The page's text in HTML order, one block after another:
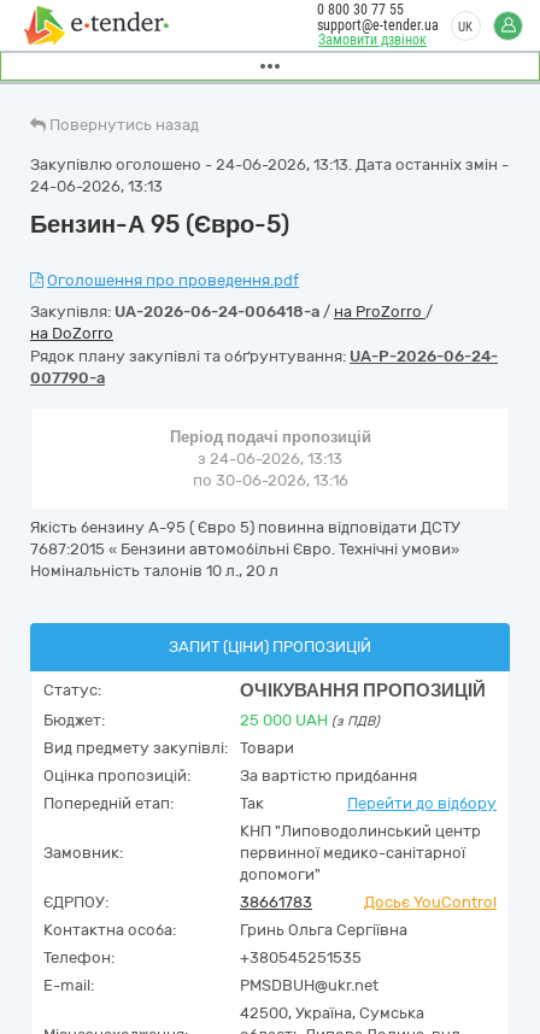
Замовити дзвінок
0 800 30 77 55
support@e-tender.ua
UK
Повернутись назад
Закупівлю оголошено - 24-06-2026, 13:13. Дата останніх змін -
24-06-2026, 13:13
Бензин-А 95 (Євро-5)
Оголошення про проведення.pdf
Закупівля: UA-2026-06-24-006418-a / на ProZorro /
на DoZorro
Рядок плану закупівлі та обґрунтування: UA-P-2026-06-24-
007790-a
Період подачі пропозицій
з 24-06-2026, 13:13
по 30-06-2026, 13:16
Якість бензину А-95 ( Євро 5) повинна відповідати ДСТУ
7687:2015 « Бензини автомобільні Євро. Технічні умови»
Номінальність талонів 10 л., 20 л
ЗАПИТ (ЦІНИ) ПРОПОЗИЦІЙ
Статус: ОЧІКУВАННЯ ПРОПОЗИЦІЙ
Бюджет: 25 000 UAH (з ПДВ)
Вид предмету закупівлі:
Товари
Оцінка пропозицій:
За вартістю придбання
Попередній етап:
Так Перейти до відбору
Замовник:
КНП "Липоводолинський центр
первинної медико-санітарної
допомоги"
ЄДРПОУ:
38661783
Досьє YouControl
Контактна особа:
Гринь Ольга Сергіївна
Телефон:
+380545251535
E-mail:
PMSDBUH@ukr.net
42500, Україна, Сумська